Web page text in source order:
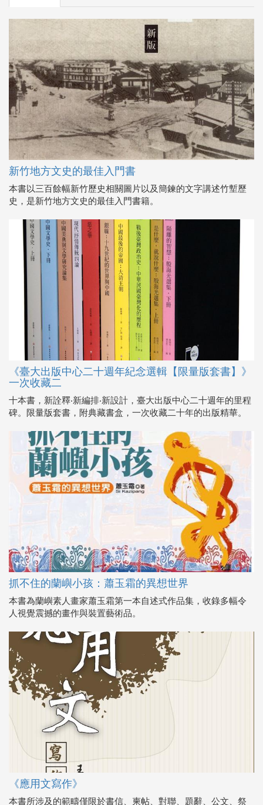
新竹地方文史的最佳入門書
本書以三百餘幅新竹歷史相關圖片以及簡鍊的文字講述竹塹歷
史，是新竹地方文史的最佳入門書籍。
《臺大出版中心二十週年紀念選輯【限量版套書】》
一次收藏二
十本書，新詮釋‧新編排‧新設計，臺大出版中心二十週年的里程
碑。限量版套書，附典藏書盒，一次收藏二十年的出版精華。
抓不住的蘭嶼小孩：蕭玉霜的異想世界
本書為蘭嶼素人畫家蕭玉霜第一本自述式作品集，收錄多幅令
人視覺震撼的畫作與裝置藝術品。
《應用文寫作》
本書所涉及的範疇僅限於書信、柬帖、對聯、題辭、公文、祭